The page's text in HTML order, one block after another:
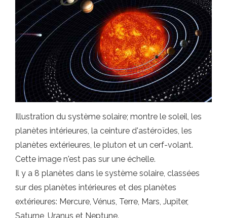
Illustration du système solaire; montre le soleil, les
planètes intérieures, la ceinture d'astéroïdes, les
planètes extérieures, le pluton et un cerf-volant.
Cette image n'est pas sur une échelle.
Il y a 8 planètes dans le système solaire, classées
sur des planètes intérieures et des planètes
extérieures: Mercure, Vénus, Terre, Mars, Jupiter,
Saturne, Uranus et Neptune.